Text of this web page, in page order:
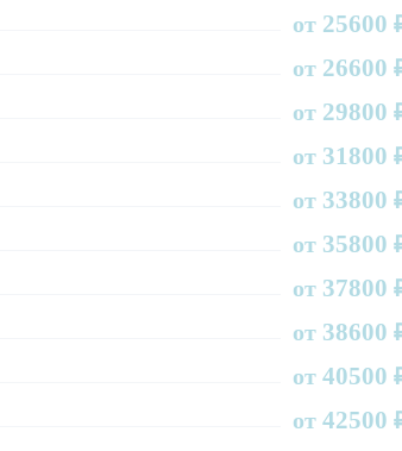
от 25600
от 26600
от 29800
от 31800
от 33800
от 35800
от 37800
от 38600
от 40500
от 42500